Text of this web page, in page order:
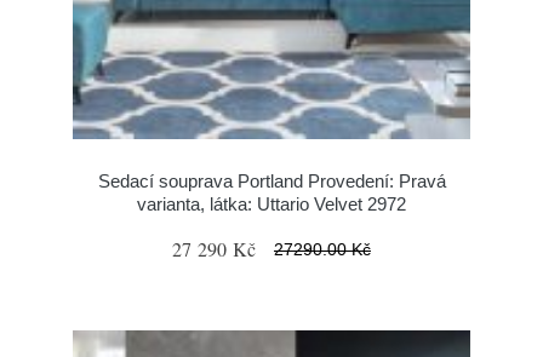
Sedací souprava Portland Provedení: Pravá
varianta, látka: Uttario Velvet 2972
27 290 Kč 27290.00 Kč